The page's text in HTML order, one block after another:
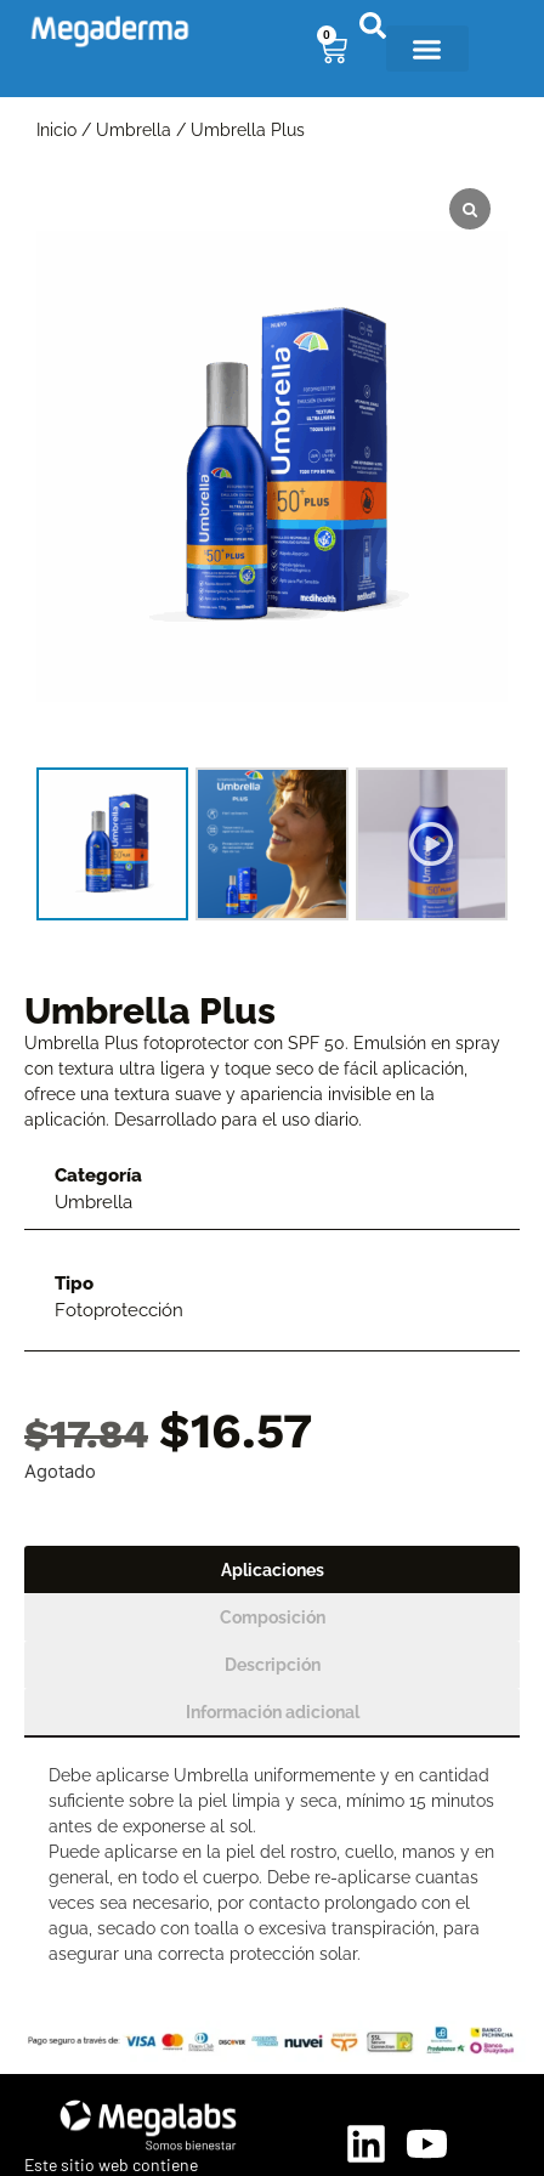
0
Inicio / Umbrella / Umbrella Plus
Umbrella Plus
Umbrella Plus fotoprotector con SPF 50. Emulsión en spray
con textura ultra ligera y toque seco de fácil aplicación,
ofrece una textura suave y apariencia invisible en la
aplicación. Desarrollado para el uso diario.
Categoría
Umbrella
Tipo
Fotoprotección
$17.84 $16.57
Agotado
Aplicaciones
Composición
Descripción
Información adicional
Debe aplicarse Umbrella uniformemente y en cantidad
suficiente sobre la piel limpia y seca, mínimo 15 minutos
antes de exponerse al sol.
Puede aplicarse en la piel del rostro, cuello, manos y en
general, en todo el cuerpo. Debe re-aplicarse cuantas
veces sea necesario, por contacto prolongado con el
agua, secado con toalla o excesiva transpiración, para
asegurar una correcta protección solar.
Este sitio web contiene